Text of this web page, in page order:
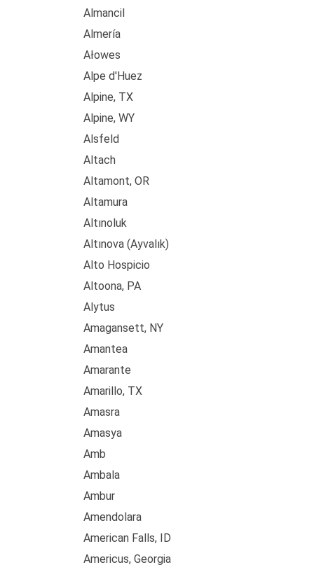
Almancil
Almería
Ałowes
Alpe d'Huez
Alpine, TX
Alpine, WY
Alsfeld
Altach
Altamont, OR
Altamura
Altınoluk
Altınova (Ayvalık)
Alto Hospicio
Altoona, PA
Alytus
Amagansett, NY
Amantea
Amarante
Amarillo, TX
Amasra
Amasya
Amb
Ambala
Ambur
Amendolara
American Falls, ID
Americus, Georgia